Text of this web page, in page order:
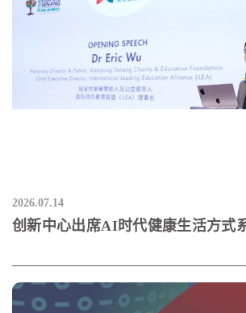
2026.07.14
创新中心出席AI时代健康生活方式